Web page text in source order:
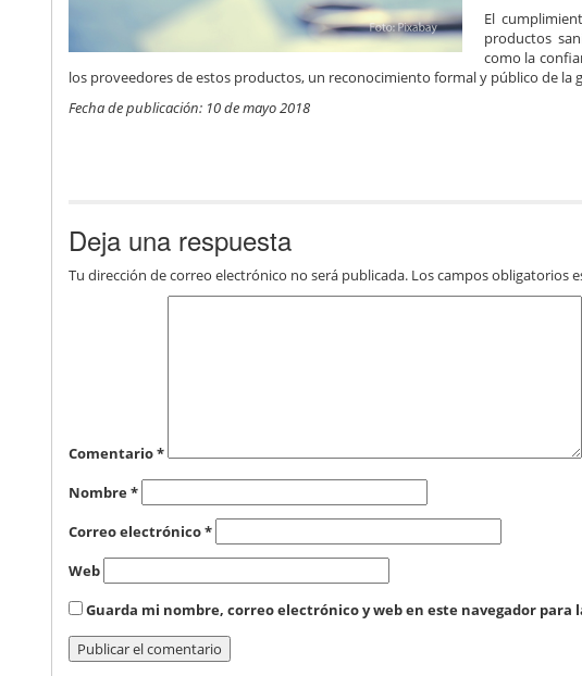
El
productos
como la
los proveedores de estos productos, un reconocimiento formal y público de
Fecha de publicación: 10 de mayo 2018
Deja una respuesta
Tu dirección de correo electrónico no será publicada. Los campos obligatorios
Comentario*
Nombre*
Correo electrónico*
Web
Guarda mi nombre, correo electrónico y web en este navegador para